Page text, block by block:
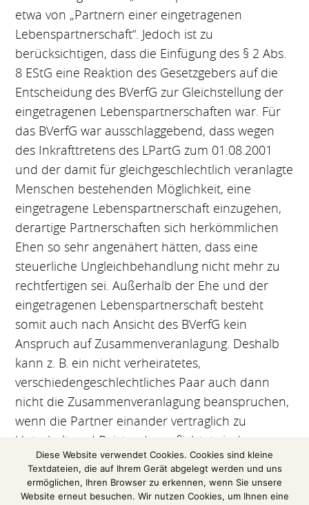
etwa von „Partnern einer eingetragenen
Lebenspartnerschaft“. Jedoch ist zu
berücksichtigen, dass die Einfügung des § 2 Abs.
8 EStG eine Reaktion des Gesetzgebers auf die
Entscheidung des BVerfG zur Gleichstellung der
eingetragenen Lebenspartnerschaften war. Für
das BVerfG war ausschlaggebend, dass wegen
des Inkrafttretens des LPartG zum 01.08.2001
und der damit für gleichgeschlechtlich veranlagte
Menschen bestehenden Möglichkeit, eine
eingetragene Lebenspartnerschaft einzugehen,
derartige Partnerschaften sich herkömmlichen
Ehen so sehr angenähert hätten, dass eine
steuerliche Ungleichbehandlung nicht mehr zu
rechtfertigen sei. Außerhalb der Ehe und der
eingetragenen Lebenspartnerschaft besteht
somit auch nach Ansicht des BVerfG kein
Anspruch auf Zusammenveranlagung. Deshalb
kann z. B. ein nicht verheiratetes,
verschiedengeschlechtliches Paar auch dann
nicht die Zusammenveranlagung beanspruchen,
wenn die Partner einander vertraglich zu
Unterhalt und Beistand verpflichtet sind.
(Auszug aus einer Pressemitteilung des
Bundesfinanzhofs)
Diese Website verwendet Cookies. Cookies sind kleine
Textdateien, die auf Ihrem Gerät abgelegt werden und uns
ermöglichen, Ihren Browser zu erkennen, wenn Sie unsere
Website erneut besuchen. Wir nutzen Cookies, um Ihnen eine